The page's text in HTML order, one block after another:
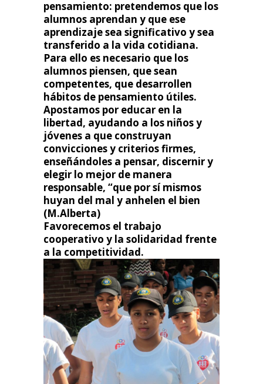
pensamiento: pretendemos que los
alumnos aprendan y que ese
aprendizaje sea significativo y sea
transferido a la vida cotidiana.
Para ello es necesario que los
alumnos piensen, que sean
competentes, que desarrollen
hábitos de pensamiento útiles.
Apostamos por educar en la
libertad, ayudando a los niños y
jóvenes a que construyan
convicciones y criterios firmes,
enseñándoles a pensar, discernir y
elegir lo mejor de manera
responsable, “que por sí mismos
huyan del mal y anhelen el bien
(M.Alberta)
Favorecemos el trabajo
cooperativo y la solidaridad frente
a la competitividad.